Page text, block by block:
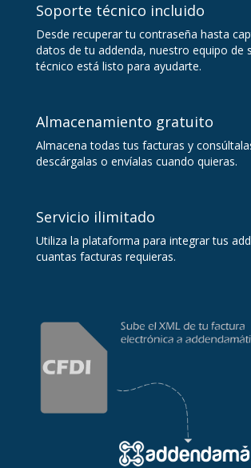
Soporte técnico incluido
Desde recuperar tu contraseña hasta
datos de tu addenda, nuestro equipo de
técnico está listo para ayudarte.
Almacenamiento gratuito
Almacena todas tus facturas y
descárgalas o envíalas cuando quieras.
Servicio ilimitado
Utiliza la plataforma para integrar tus
cuantas facturas requieras.